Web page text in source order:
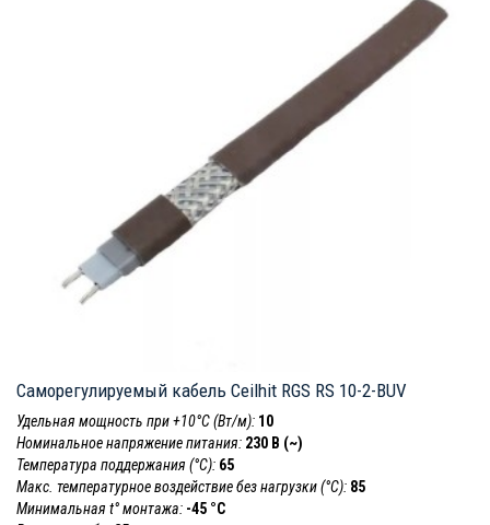
Саморегулируемый кабель Ceilhit RGS RS 10-2-BUV
Удельная мощность при +10°С (Вт/м): 10
Номинальное напряжение питания: 230 В (~)
Температура поддержания (°С): 65
Макс. температурное воздействие без нагрузки (°С): 85
Минимальная t° монтажа: -45 °С